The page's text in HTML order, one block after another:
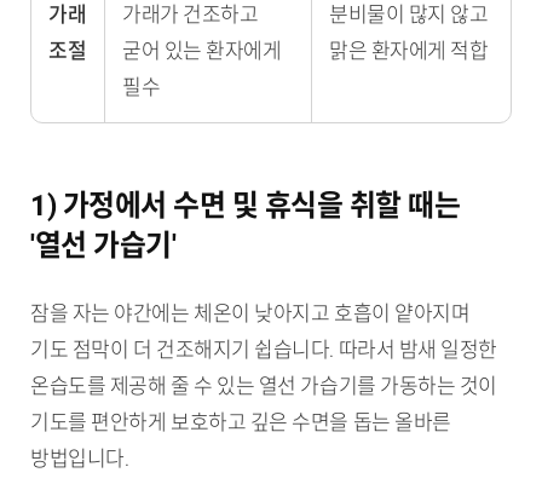
가래
조절
가래가 건조하고
굳어 있는 환자에게
필수
분비물이 많지 않고
맑은 환자에게 적합
1) 가정에서 수면 및 휴식을 취할 때는
'열선 가습기'
잠을 자는 야간에는 체온이 낮아지고 호흡이 얕아지며
기도 점막이 더 건조해지기 쉽습니다. 따라서 밤새 일정한
온습도를 제공해 줄 수 있는 열선 가습기를 가동하는 것이
기도를 편안하게 보호하고 깊은 수면을 돕는 올바른
방법입니다.